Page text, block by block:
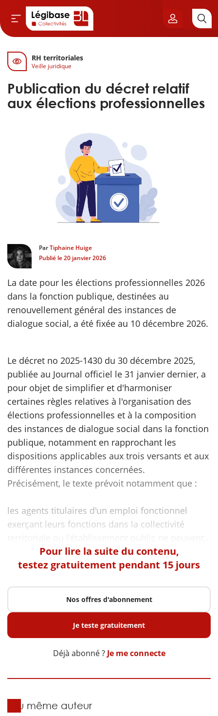
& Cimetières
& Élu local
RH territoriales
Veille juridique
Publication du décret relatif
aux élections professionnelles
ParTiphaine Huige
Publié le20 janvier 2026
La date pour les élections professionnelles 2026
dans la fonction publique, destinées au
renouvellement général des instances de
dialogue social, a été fixée au 10 décembre 2026.
Le décret no 2025-1430 du 30 décembre 2025,
publiée au Journal officiel le 31 janvier dernier, a
pour objet de simplifier et d'harmoniser
certaines règles relatives à l'organisation des
élections professionnelles et à la composition
des instances de dialogue social dans la fonction
publique, notamment en rapprochant les
dispositions applicables aux trois versants et aux
différentes instances concernées.
Précisément, le texte prévoit notamment que :
les agents titulaires d'un emploi fonctionnel
exerçant leurs fonctions dans la collectivité
Pour lire la suite du contenu,
testez gratuitement pendant 15 jours
Nos offres d'abonnement
Je teste gratuitement
Déjà abonné ? Je me connecte
Du même auteur